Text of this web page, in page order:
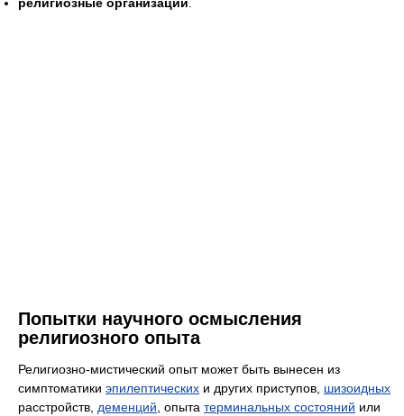
Попытки научного осмысления
религиозного опыта
Религиозно-мистический опыт может быть вынесен из
симптоматики эпилептических и других приступов, шизоидных
расстройств, деменций , опыта терминальных состояний или